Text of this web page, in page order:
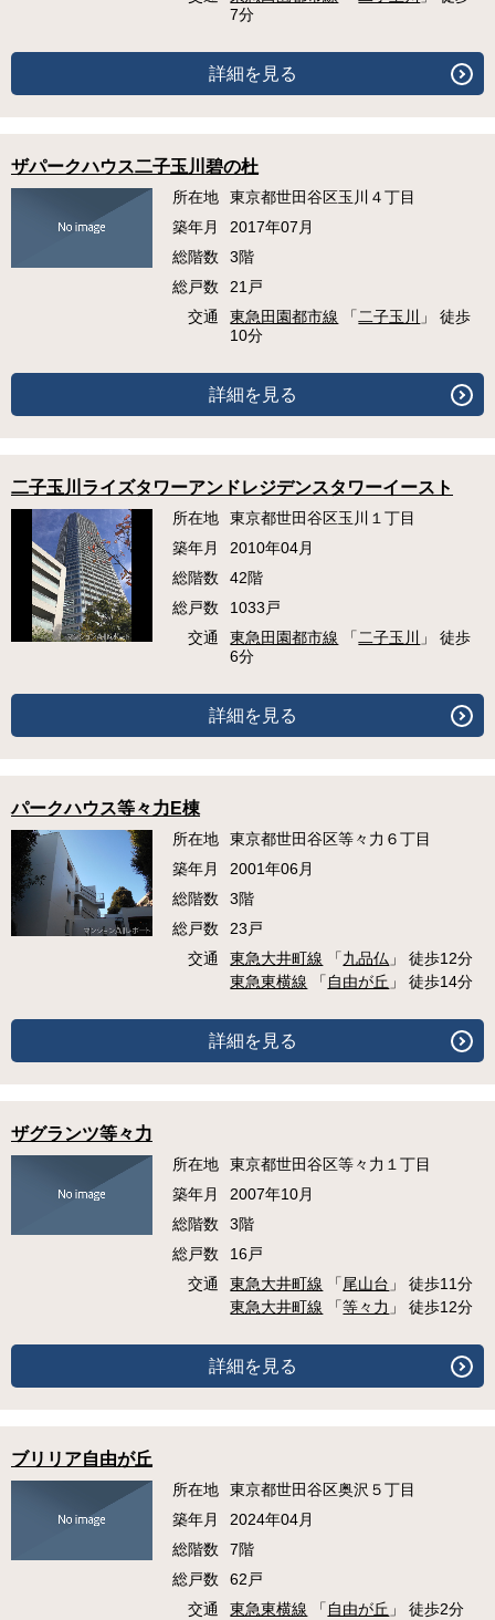
7分
詳細を見る
ザパークハウス二子玉川碧の杜
所在地
東京都世田谷区玉川４丁目
築年月
2017年07月
総階数
3階
総戸数
21戸
交通
東急田園都市線 「 二子玉川
」 徒歩
10分
詳細を見る
二子玉川ライズタワーアンドレジデンスタワーイースト
所在地
東京都世田谷区玉川１丁目
築年月
2010年04月
総階数
42階
総戸数
1033戸
交通
東急田園都市線 「 二子玉川
」 徒歩
6分
詳細を見る
パークハウス等々力E棟
所在地
東京都世田谷区等々力６丁目
築年月
2001年06月
総階数
3階
総戸数
23戸
交通
東急大井町線 「九品仏 」 徒歩12分
東急東横線 「 自由が丘 」 徒歩14分
詳細を見る
ザグランツ等々力
所在地
東京都世田谷区等々力１丁目
築年月
2007年10月
総階数
3階
総戸数
16戸
交通
東急大井町線 「尾山台 」 徒歩11分
東急大井町線 「等々力 」 徒歩12分
詳細を見る
ブリリア自由が丘
所在地
東京都世田谷区奥沢５丁目
築年月
2024年04月
総階数
7階
総戸数
62戸
交通
東急東横線 「 自由が丘 」 徒歩2分